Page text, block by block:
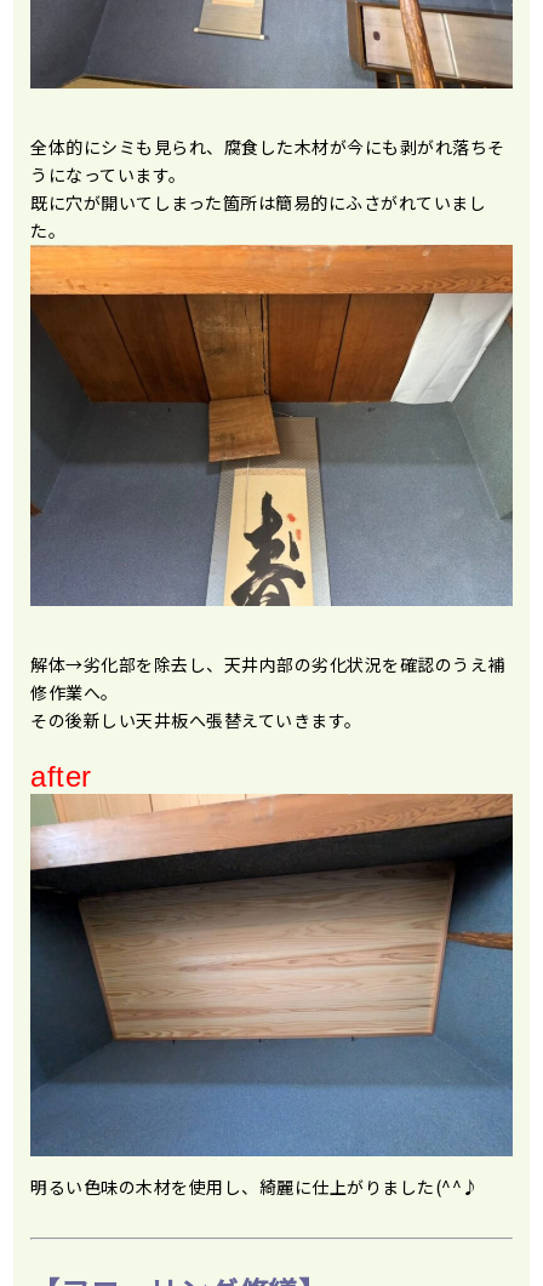
全体的にシミも見られ、腐食した木材が今にも剥がれ落ちそ
うになっています。
既に穴が開いてしまった箇所は簡易的にふさがれていまし
た。
解体→劣化部を除去し、天井内部の劣化状況を確認のうえ補
修作業へ。
その後新しい天井板へ張替えていきます。
after
明るい色味の木材を使用し、綺麗に仕上がりました(^^♪